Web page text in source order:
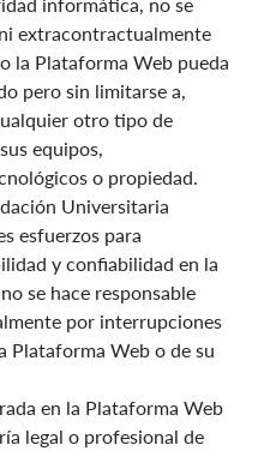
extracontractualmente
la Plataforma Web pueda
pero sin limitarse a,
otro tipo de
equipos,
o propiedad.
Universitaria
esfuerzos para
y confiabilidad en la
se hace responsable
por interrupciones
Plataforma Web o de su
en la Plataforma Web
legal o profesional de